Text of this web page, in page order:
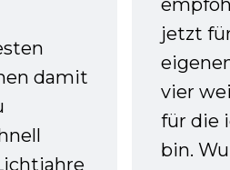
damit
jetzt
vier
für die
bin.